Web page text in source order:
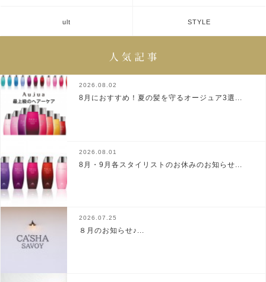
ult STYLE
2026.08.02
8月におすすめ！夏の髪を守るオージュア3選...
2026.08.01
8月・9月各スタイリストのお休みのお知らせ...
2026.07.25
８月のお知らせ♪...